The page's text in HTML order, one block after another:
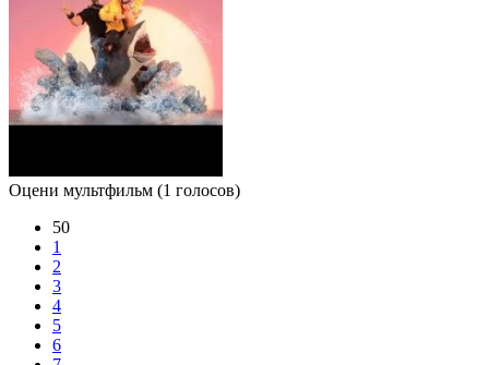
Оцени мультфильм (1 голосов)
50
1
2
3
4
5
6